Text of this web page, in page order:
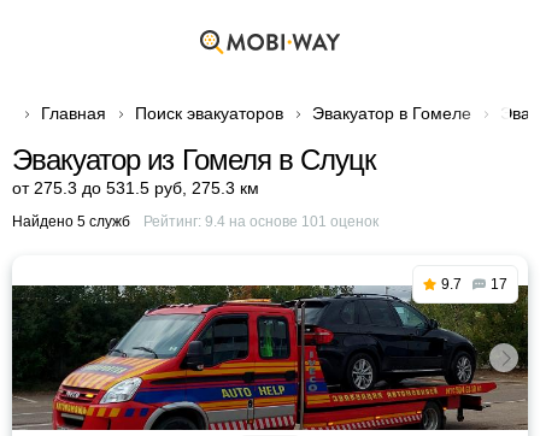
Главная Поиск эвакуаторов Эвакуатор в Гомеле
Эвакуатор из Гомеля в Слуцк
от 275.3 до 531.5 руб 275.3 км
Найдено 5 служб Рейтинг: 9.4на основе 101 оценок
9.7 17